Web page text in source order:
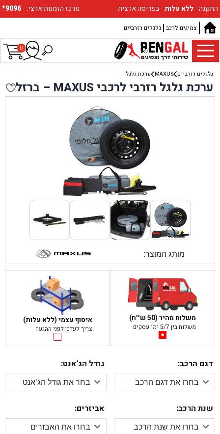
*9096 :מרכז הזמנות ארצי התקנה ללא עלות בפריסה ארצית
גלגלים רזרביים צמיגים לרכב
0
גלגלים רזרביים MAXUS ערכת גלגל
ערכת גלגל רזרבי לרכבי MAXUS – ברזל
מותג המוצר:
משלוח מהיר (50 ש׳׳ח)
משלוח בין 5/7 ימי עסקים
איסוף עצמי (ללא עלות)
צריך לעדכן לפני ההגעה
דגם הרכב: גודל הג'אנט:
שנת הרכב: אביזרים: